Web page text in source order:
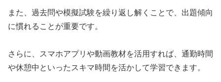
また、過去問や模擬試験を繰り返し解くことで、出題傾向
に慣れることが重要です。
さらに、スマホアプリや動画教材を活用すれば、通勤時間
や休憩中といったスキマ時間を活かして学習できます。